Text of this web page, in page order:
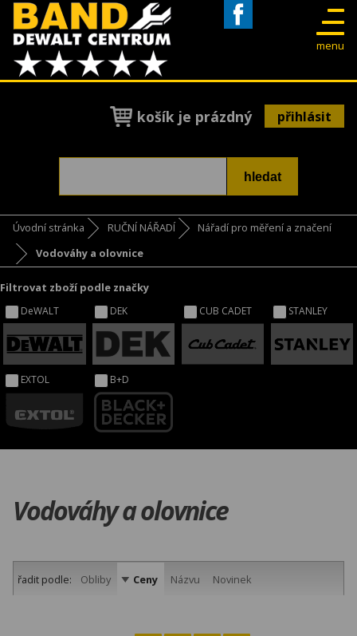
menu
košík je prázdný přihlásit
Úvodní stránka RUČNÍ NÁŘADÍ
Nářadí pro měření a značení
Vodováhy a olovnice
Filtrovat zboží podle značky
DeWALT DEK CUB CADET STANLEY
EXTOL B+D
Vodováhy a olovnice
řadit podle: Obliby Ceny Názvu Novinek